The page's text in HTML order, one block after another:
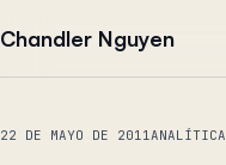
Chandler Nguyen
22 DE MAYO DE 2011ANALÍTICA